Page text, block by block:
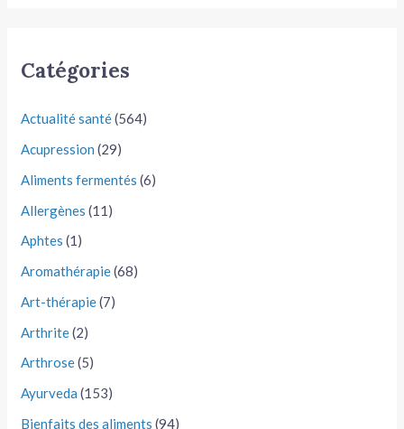
Catégories
Actualité santé(564)
Acupression (29)
Aliments fermentés (6)
Allergènes (11)
Aphtes (1)
Aromathérapie(68)
Art-thérapie(7)
Arthrite(2)
Arthrose(5)
Ayurveda (153)
Bienfaits des aliments (94)